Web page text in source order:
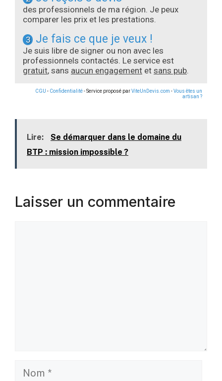
des professionnels de ma région. Je peux
comparer les prix et les prestations.
3 Je fais ce que je veux !
Je suis libre de signer ou non avec les
professionnels contactés. Le service est
gratuit, sans aucun engagement et sans pub.
CGU - Confidentialité- Service proposé parViteUnDevis.com -Vous êtes un
artisan ?
Lire:
Se démarquer dans le domaine du
BTP : mission impossible ?
Laisser un commentaire
Nom